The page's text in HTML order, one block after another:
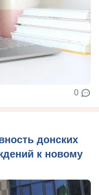
0
донских
к новому